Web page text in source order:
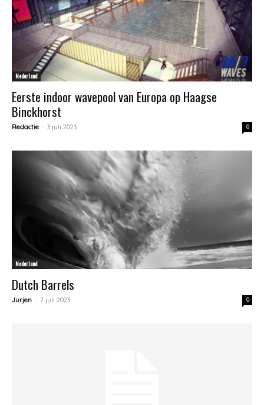
Nederland
Eerste indoor wavepool van Europa op Haagse
Binckhorst
Redactie - 3 juli 2023 0
Nederland
Dutch Barrels
Jurjen - 7 juli 2023 0